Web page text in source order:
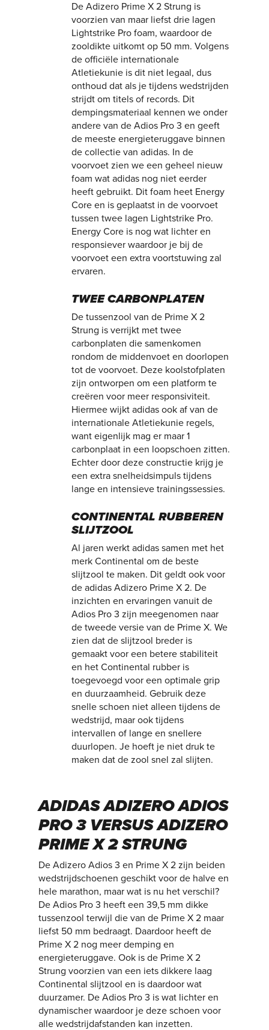
De Adizero Prime X 2 Strung is
voorzien van maar liefst drie lagen
Lightstrike Pro foam, waardoor de
zooldikte uitkomt op 50 mm. Volgens
de officiële internationale
Atletiekunie is dit niet legaal, dus
onthoud dat als je tijdens wedstrijden
strijdt om titels of records. Dit
dempingsmateriaal kennen we onder
andere van de Adios Pro 3 en geeft
de meeste energieteruggave binnen
de collectie van adidas. In de
voorvoet zien we een geheel nieuw
foam wat adidas nog niet eerder
heeft gebruikt. Dit foam heet Energy
Core en is geplaatst in de voorvoet
tussen twee lagen Lightstrike Pro.
Energy Core is nog wat lichter en
responsiever waardoor je bij de
voorvoet een extra voortstuwing zal
ervaren.
TWEE CARBONPLATEN
De tussenzool van de Prime X 2
Strung is verrijkt met twee
carbonplaten die samenkomen
rondom de middenvoet en doorlopen
tot de voorvoet. Deze koolstofplaten
zijn ontworpen om een platform te
creëren voor meer responsiviteit.
Hiermee wijkt adidas ook af van de
internationale Atletiekunie regels,
want eigenlijk mag er maar 1
carbonplaat in een loopschoen zitten.
Echter door deze constructie krijg je
een extra snelheidsimpuls tijdens
lange en intensieve trainingssessies.
CONTINENTAL RUBBEREN
SLIJTZOOL
Al jaren werkt adidas samen met het
merk Continental om de beste
slijtzool te maken. Dit geldt ook voor
de adidas Adizero Prime X 2. De
inzichten en ervaringen vanuit de
Adios Pro 3 zijn meegenomen naar
de tweede versie van de Prime X. We
zien dat de slijtzool breder is
gemaakt voor een betere stabiliteit
en het Continental rubber is
toegevoegd voor een optimale grip
en duurzaamheid. Gebruik deze
snelle schoen niet alleen tijdens de
wedstrijd, maar ook tijdens
intervallen of lange en snellere
duurlopen. Je hoeft je niet druk te
maken dat de zool snel zal slijten.
ADIDAS ADIZERO ADIOS
PRO 3 VERSUS ADIZERO
PRIME X 2 STRUNG
De Adizero Adios 3 en Prime X 2 zijn beiden
wedstrijdschoenen geschikt voor de halve en
hele marathon, maar wat is nu het verschil?
De Adios Pro 3 heeft een 39,5 mm dikke
tussenzool terwijl die van de Prime X 2 maar
liefst 50 mm bedraagt. Daardoor heeft de
Prime X 2 nog meer demping en
energieteruggave. Ook is de Prime X 2
Strung voorzien van een iets dikkere laag
Continental slijtzool en is daardoor wat
duurzamer. De Adios Pro 3 is wat lichter en
dynamischer waardoor je deze schoen voor
alle wedstrijdafstanden kan inzetten.